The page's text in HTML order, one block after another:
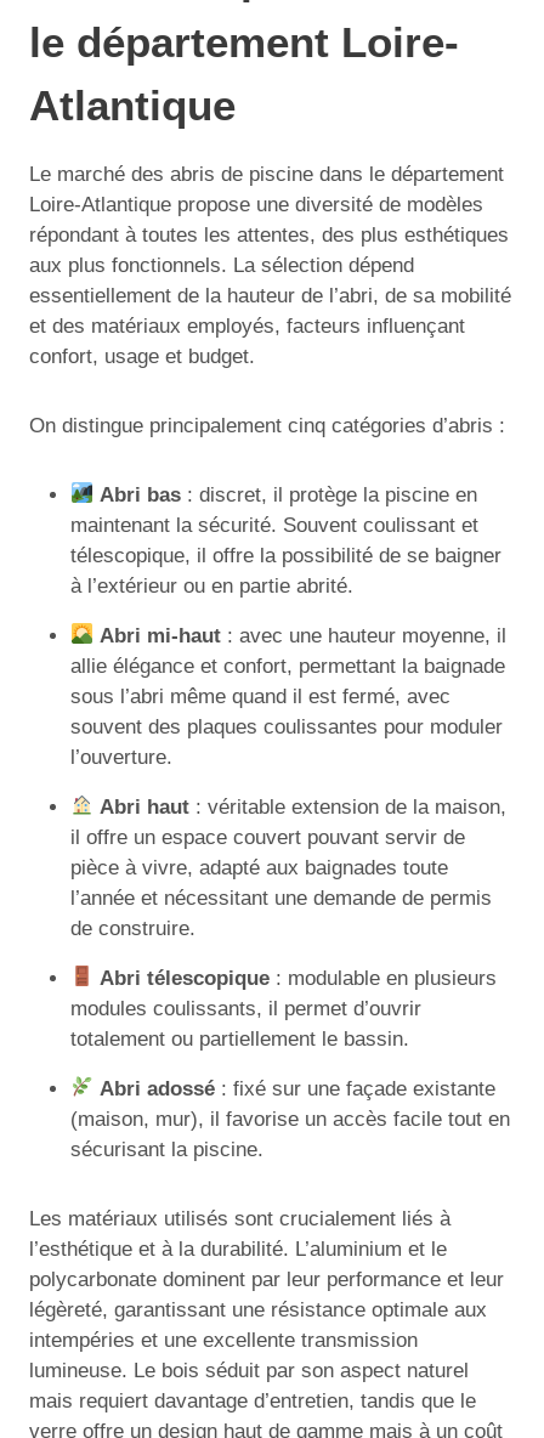
le département Loire-
Atlantique
Le marché des abris de piscine dans le département
Loire-Atlantique propose une diversité de modèles
répondant à toutes les attentes, des plus esthétiques
aux plus fonctionnels. La sélection dépend
essentiellement de la hauteur de l’abri, de sa mobilité
et des matériaux employés, facteurs influençant
confort, usage et budget.
On distingue principalement cinq catégories d’abris :
Abri bas : discret, il protège la piscine en
maintenant la sécurité. Souvent coulissant et
télescopique, il offre la possibilité de se baigner
à l’extérieur ou en partie abrité.
Abri mi-haut : avec une hauteur moyenne, il
allie élégance et confort, permettant la baignade
sous l’abri même quand il est fermé, avec
souvent des plaques coulissantes pour moduler
l’ouverture.
Abri haut : véritable extension de la maison,
il offre un espace couvert pouvant servir de
pièce à vivre, adapté aux baignades toute
l’année et nécessitant une demande de permis
de construire.
Abri télescopique : modulable en plusieurs
modules coulissants, il permet d’ouvrir
totalement ou partiellement le bassin.
Abri adossé : fixé sur une façade existante
(maison, mur), il favorise un accès facile tout en
sécurisant la piscine.
Les matériaux utilisés sont crucialement liés à
l’esthétique et à la durabilité. L’aluminium et le
polycarbonate dominent par leur performance et leur
légèreté, garantissant une résistance optimale aux
intempéries et une excellente transmission
lumineuse. Le bois séduit par son aspect naturel
mais requiert davantage d’entretien, tandis que le
verre offre un design haut de gamme mais à un coût